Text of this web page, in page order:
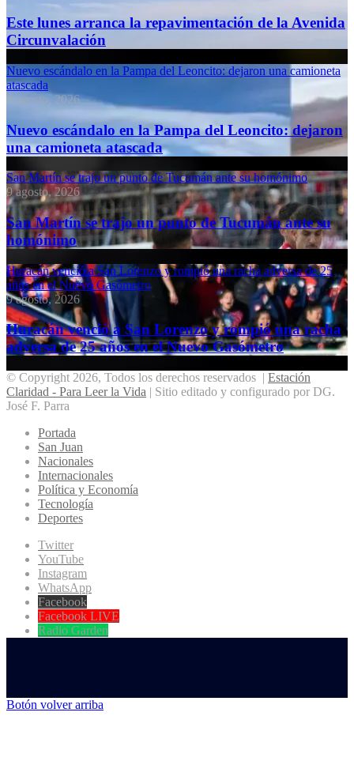
Este lunes arranca la repavimentación de la Avenida
Circunvalación
Nuevo escándalo en la Pampa del Leoncito: dejaron una camioneta
atascada
9 agosto, 2026
Nuevo escándalo en la Pampa del Leoncito: dejaron
una camioneta atascada
San Martín se trajo un punto de Tucumán ante su homónimo
9 agosto, 2026
San Martín se trajo un punto de Tucumán ante su
homónimo
Huracán venció a San Lorenzo y rompió una racha adversa de 25
años en el Nuevo Gasómetro
9 agosto, 2026
Huracán venció a San Lorenzo y rompió una racha
adversa de 25 años en el Nuevo Gasómetro
© Copyright 2026, Todos los derechos reservados | Estación
Claridad - Para Leer la Vida | Sitio editado y configurado por DG.
José F. Parra
Portada
San Juan
Nacionales
Internacionales
Política y Economía
Tecnología
Deportes
Twitter
YouTube
Instagram
WhatsApp
Facebook
Facebook LIVE
Radio Garden
Botón volver arriba